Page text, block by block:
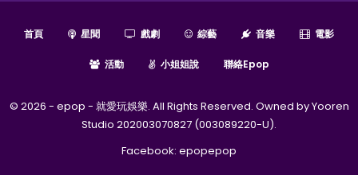
首頁 星聞 戲劇 綜藝 音樂 電影
活動 小姐姐說 聯絡epop
© 2026 - epop - 就愛玩娛樂. All Rights Reserved. Owned by Yooren
Studio 202003070827 (003089220-U).
Facebook: epopepop